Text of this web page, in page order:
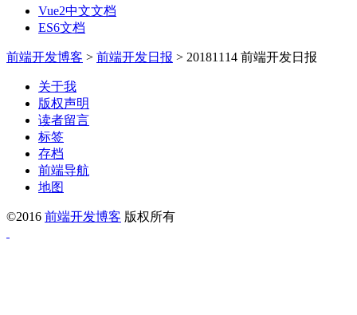
Vue2中文文档
ES6文档
前端开发博客 > 前端开发日报 > 20181114 前端开发日报
关于我
版权声明
读者留言
标签
存档
前端导航
地图
©2016 前端开发博客 版权所有